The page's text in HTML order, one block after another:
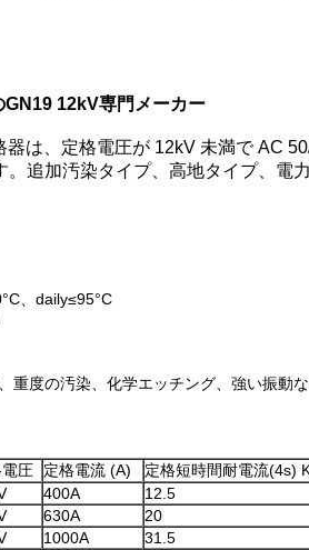
12kV専門メーカー
器は、定格電圧が 12kV 未満で AC
追加汚染タイプ、高地タイプ、電
、daily≤95°C
重度の汚染、化学エッチング、強い振動
圧 定格電流 (A) 定格短時間耐電流(4s)
400A 12.5
630A 20
1000A 31.5